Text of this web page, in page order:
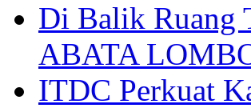
Di Balik Ruang
ABATA
ITDC Perkuat